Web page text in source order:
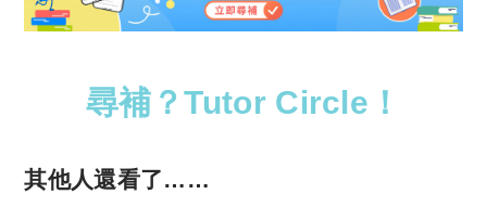
尋補？Tutor Circle！
其他人還看了……